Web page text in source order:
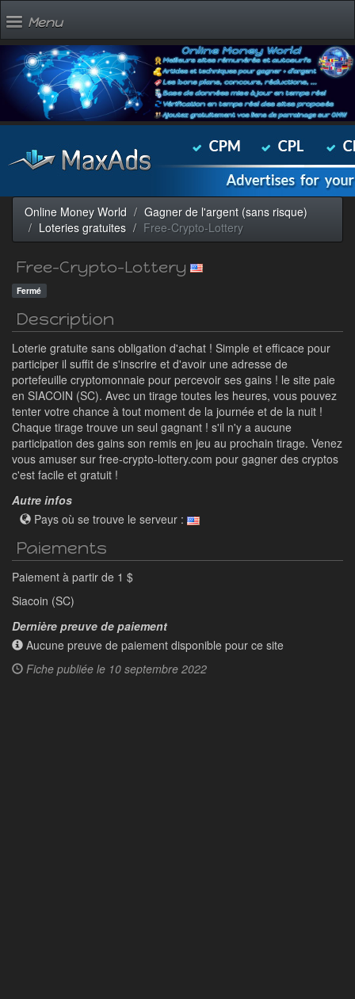
Menu
Online Money World
Gagner de l'argent (sans risque)
Loteries gratuites
Free-Crypto-Lottery
Free-Crypto-Lottery
Fermé
Description
Loterie gratuite sans obligation d'achat ! Simple et efficace pour
participer il suffit de s'inscrire et d'avoir une adresse de
portefeuille cryptomonnaie pour percevoir ses gains ! le site paie
en SIACOIN (SC). Avec un tirage toutes les heures, vous pouvez
tenter votre chance à tout moment de la journée et de la nuit !
Chaque tirage trouve un seul gagnant ! s'il n'y a aucune
participation des gains son remis en jeu au prochain tirage. Venez
vous amuser sur free-crypto-lottery.com pour gagner des cryptos
c'est facile et gratuit !
Autre infos
Pays où se trouve le serveur :
Paiements
Paiement à partir de 1 $
Siacoin (SC)
Dernière preuve de paiement
Aucune preuve de paiement disponible pour ce site
Fiche publiée le 10 septembre 2022